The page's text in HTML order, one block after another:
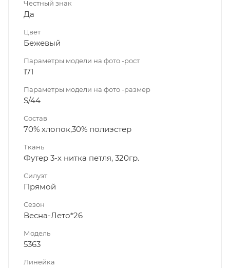
Честный знак
Да
Цвет
Бежевый
Параметры модели на фото -рост
171
Параметры модели на фото -размер
S/44
Состав
70% хлопок,30% полиэстер
Ткань
Футер 3-х нитка петля, 320гр.
Силуэт
Прямой
Сезон
Весна-Лето*26
Модель
5363
Линейка